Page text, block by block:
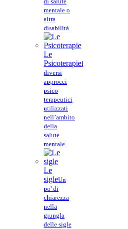
mentale o
altra
disabilità
Le
PsicoterapieI
diversi
approcci
psico
terapeutici
utilizzati
nell’ambito
della
salute
mentale
Le
sigleUn
po' di
chiarezza
nella
giungla
delle sigle